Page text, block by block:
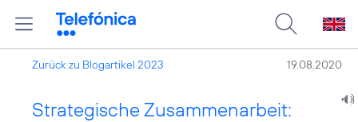
Zurück zu Blogartikel 2023 19.08.2020
Strategische Zusammenarbeit: